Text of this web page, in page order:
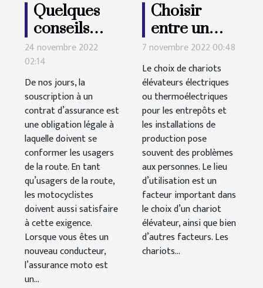
Quelques
conseils
pour
changer
d’assurance
moto
24 novembre 2022
02:14
De nos jours, la
souscription à un
contrat d’assurance est
une obligation légale à
laquelle doivent se
conformer les usagers
de la route. En tant
qu’usagers de la route,
les motocyclistes
doivent aussi satisfaire
à cette exigence.
Lorsque vous êtes un
nouveau conducteur,
l’assurance moto est
un...
Choisir
entre un
chariot
électrique
ou un
chariot
thermique
7 novembre 2022 00:48
Le choix de chariots
élévateurs électriques
ou thermoélectriques
pour les entrepôts et
les installations de
production pose
souvent des problèmes
aux personnes. Le lieu
d’utilisation est un
facteur important dans
le choix d’un chariot
élévateur, ainsi que bien
d’autres facteurs. Les
chariots...